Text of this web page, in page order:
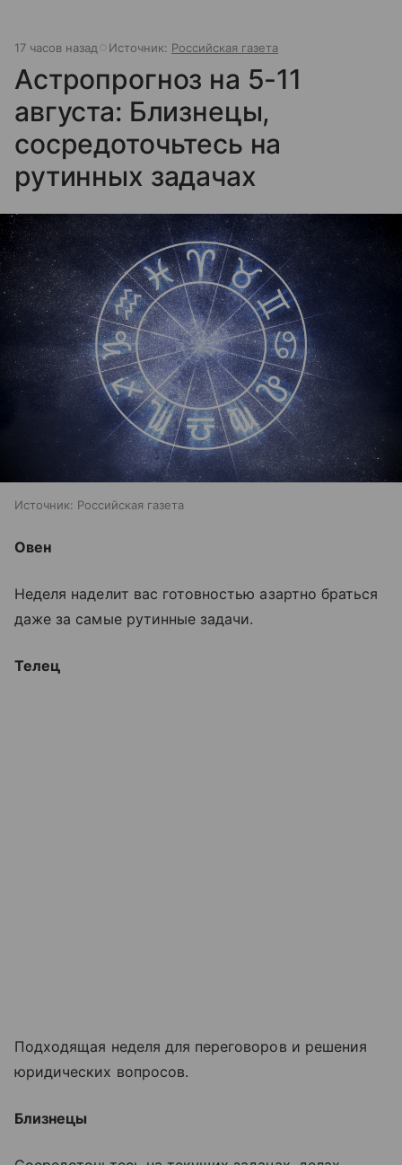
17 часов назад Источник: Российская газета
Астропрогноз на 5-11
августа: Близнецы,
сосредоточьтесь на
рутинных задачах
Источник: Российская газета
Овен
Неделя наделит вас готовностью азартно браться
даже за самые рутинные задачи.
Телец
Подходящая неделя для переговоров и решения
юридических вопросов.
Близнецы